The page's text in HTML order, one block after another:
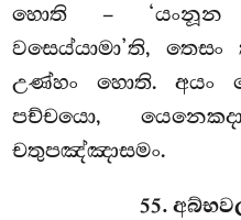
හොති – ‘යංනූන
වසෙය්යාමා’ති,
උණ්හං හොති. අයං
පච්චයො,
චතුපඤ්ඤාසමං.
55.